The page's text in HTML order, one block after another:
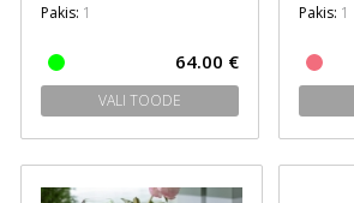
Pakis: 1
64.00 €
VALI TOODE
Pakis: 1